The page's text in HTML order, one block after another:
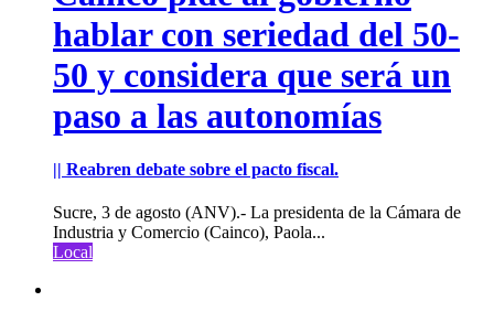
hablar con seriedad del 50-
50 y considera que será un
paso a las autonomías
|| Reabren debate sobre el pacto fiscal.
Sucre, 3 de agosto (ANV).- La presidenta de la Cámara de
Industria y Comercio (Cainco), Paola...
Local